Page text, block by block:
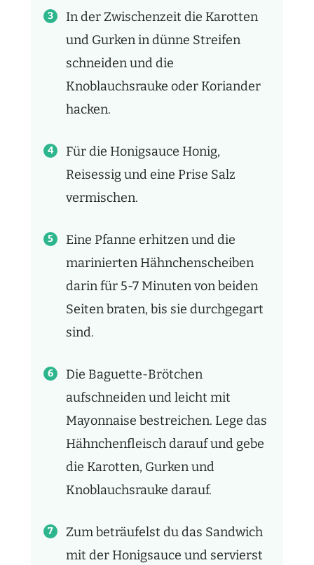
In der Zwischenzeit die Karotten
und Gurken in dünne Streifen
schneiden und die
Knoblauchsrauke oder Koriander
hacken.
Für die Honigsauce Honig,
Reisessig und eine Prise Salz
vermischen.
Eine Pfanne erhitzen und die
marinierten Hähnchenscheiben
darin für 5-7 Minuten von beiden
Seiten braten, bis sie durchgegart
sind.
Die Baguette-Brötchen
aufschneiden und leicht mit
Mayonnaise bestreichen. Lege das
Hähnchenfleisch darauf und gebe
die Karotten, Gurken und
Knoblauchsrauke darauf.
Zum beträufelst du das Sandwich
mit der Honigsauce und servierst